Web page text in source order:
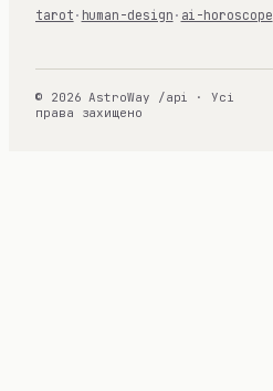
tarot · human-design · ai-horoscope
© 2026 AstroWay /api · Усі
права захищено